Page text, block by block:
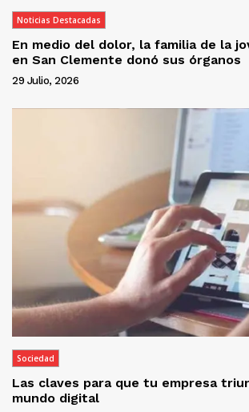
Noticias Destacadas
En medio del dolor, la familia de la
en San Clemente donó sus órganos
29 Julio, 2026
Sociedad
Las claves para que tu empresa
mundo digital